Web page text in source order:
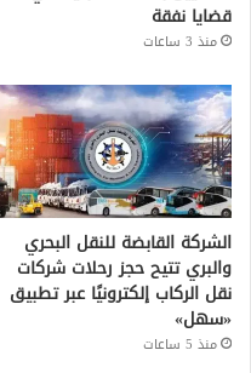
قضايا نفقة
منذ 3 ساعات
الشركة القابضة للنقل البحري
والبري تتيح حجز رحلات شركات
نقل الركاب إلكترونيًا عبر تطبيق
«سهل»
منذ 5 ساعات